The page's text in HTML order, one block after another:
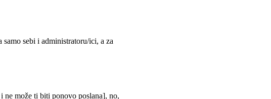
sebi i administratoru/ici, a za
ne može ti biti ponovo poslana], no,